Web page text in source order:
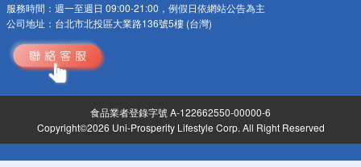
服務時間： 週一至週日 09:00-21:00，例假日依網站公告為主
公司地址： 台北市北投區大業路136號5樓 (台灣)
食品業者登錄字號 A-122662550-00000-6
Copyright©2026 Uni-Prosperity Lifestyle Corp. All Right Reserved